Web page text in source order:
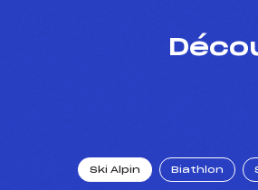
Ski Alpin Biathlon